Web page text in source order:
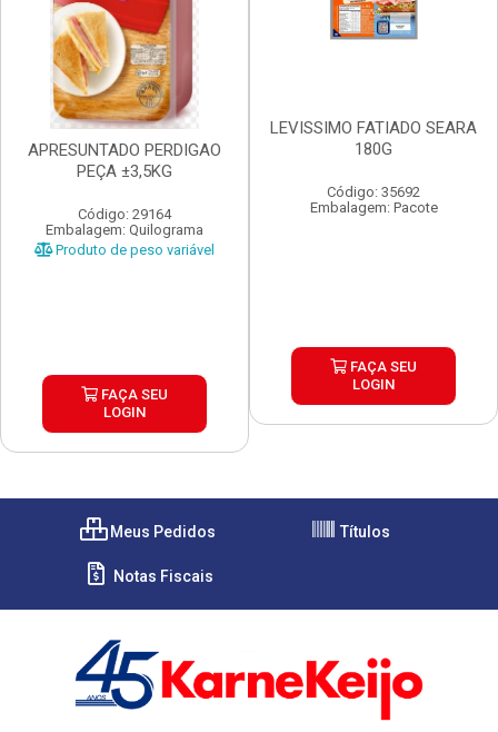
APRESUNTADO PERDIGAO
PEÇA ±3,5KG
Código: 29164
Embalagem: Quilograma
Produto de peso variável
FAÇA SEU
LOGIN
LEVISSIMO FATIADO SEARA
180G
Código: 35692
Embalagem: Pacote
FAÇA SEU
LOGIN
Meus Pedidos Títulos
Notas Fiscais